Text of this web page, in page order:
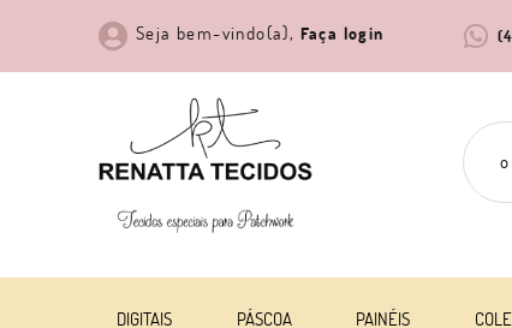
Seja bem-vindo(a), Faça login
DIGITAIS PÁSCOA PAINÉIS